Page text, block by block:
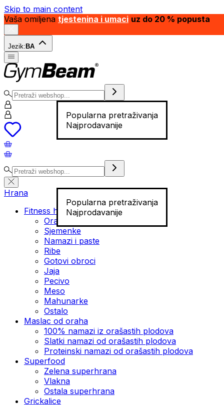
Skip to main content
Vaša omiljena tjestenina i umaci uz do 20 % popusta
Jezik: BA
Popularna pretraživanja
Najprodavanije
Popularna pretraživanja
Najprodavanije
Hrana
Fitness hrana
Orašasti plodovi
Sjemenke
Namazi i paste
Ribe
Gotovi obroci
Jaja
Pecivo
Meso
Mahunarke
Ostalo
Maslac od oraha
100% namazi iz orašastih plodova
Slatki namazi od orašastih plodova
Proteinski namazi od orašastih plodova
Superfood
Zelena superhrana
Vlakna
Ostala superhrana
Grickalice